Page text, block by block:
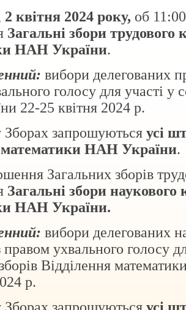
2 квітня 2024 року, об
Загальні збори трудового
НАН України.
вибори делегованих
голосу для участі у
22-25 квітня 2024 р.
Зборах запрошуються усі
математики НАН України.
Загальних зборів
Загальні збори наукового
НАН України.
вибори делегованих
правом ухвального голосу
Відділення
р.